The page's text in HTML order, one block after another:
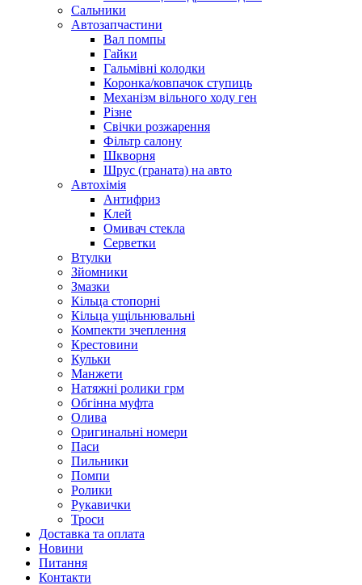
Сальники
Автозапчастини
Вал помпы
Гайки
Гальмівні колодки
Коронка/ковпачок ступиць
Механізм вільного ходу ген
Різне
Свічки розжарення
Фільтр салону
Шкворня
Шрус (граната) на авто
Автохімія
Антифриз
Клей
Омивач стекла
Серветки
Втулки
Зйомники
Змазки
Кільца стопорні
Кільца ущільнювальні
Компекти зчеплення
Крестовини
Кульки
Манжети
Натяжні ролики грм
Обгінна муфта
Олива
Оригинальні номери
Паси
Пильники
Помпи
Ролики
Рукавички
Троси
Доставка та оплата
Новини
Питання
Контакти